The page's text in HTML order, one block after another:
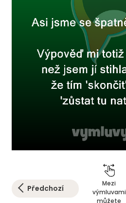
Předchozí
Mezi
výmluvami
můžete